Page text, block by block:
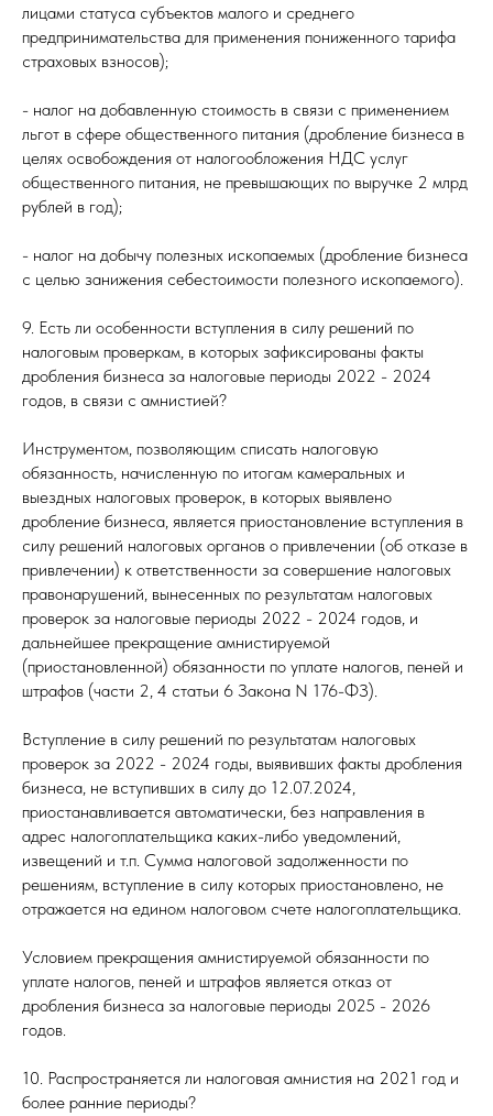
лицами статуса субъектов малого и среднего
предпринимательства для применения пониженного тарифа
страховых взносов);
- налог на добавленную стоимость в связи с применением
льгот в сфере общественного питания (дробление бизнеса в
целях освобождения от налогообложения НДС услуг
общественного питания, не превышающих по выручке 2 млрд
рублей в год);
- налог на добычу полезных ископаемых (дробление бизнеса
с целью занижения себестоимости полезного ископаемого).
9. Есть ли особенности вступления в силу решений по
налоговым проверкам, в которых зафиксированы факты
дробления бизнеса за налоговые периоды 2022 - 2024
годов, в связи с амнистией?
Инструментом, позволяющим списать налоговую
обязанность, начисленную по итогам камеральных и
выездных налоговых проверок, в которых выявлено
дробление бизнеса, является приостановление вступления в
силу решений налоговых органов о привлечении (об отказе в
привлечении) к ответственности за совершение налоговых
правонарушений, вынесенных по результатам налоговых
проверок за налоговые периоды 2022 - 2024 годов, и
дальнейшее прекращение амнистируемой
(приостановленной) обязанности по уплате налогов, пеней и
штрафов (части 2, 4 статьи 6 Закона N 176-ФЗ).
Вступление в силу решений по результатам налоговых
проверок за 2022 - 2024 годы, выявивших факты дробления
бизнеса, не вступивших в силу до 12.07.2024,
приостанавливается автоматически, без направления в
адрес налогоплательщика каких-либо уведомлений,
извещений и т.п. Сумма налоговой задолженности по
решениям, вступление в силу которых приостановлено, не
отражается на едином налоговом счете налогоплательщика.
Условием прекращения амнистируемой обязанности по
уплате налогов, пеней и штрафов является отказ от
дробления бизнеса за налоговые периоды 2025 - 2026
годов.
10. Распространяется ли налоговая амнистия на 2021 год и
более ранние периоды?